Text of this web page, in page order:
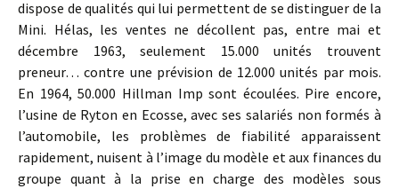
dispose de qualités qui lui permettent de se distinguer de la
Mini. Hélas, les ventes ne décollent pas, entre mai et
décembre 1963, seulement 15.000 unités trouvent
preneur… contre une prévision de 12.000 unités par mois.
En 1964, 50.000 Hillman Imp sont écoulées. Pire encore,
l’usine de Ryton en Ecosse, avec ses salariés non formés à
l’automobile, les problèmes de fiabilité apparaissent
rapidement, nuisent à l’image du modèle et aux finances du
groupe quant à la prise en charge des modèles sous